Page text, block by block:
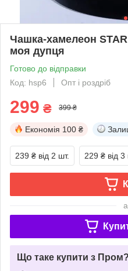
Чашка-хамелеон
моя дупця
Готово до відправки
Код: hsp6
Опт і роздріб
299 ₴ 399 ₴
Економія 100 ₴
239 ₴ від 2 шт. 229 ₴ від 3
Що таке купити з Пром?